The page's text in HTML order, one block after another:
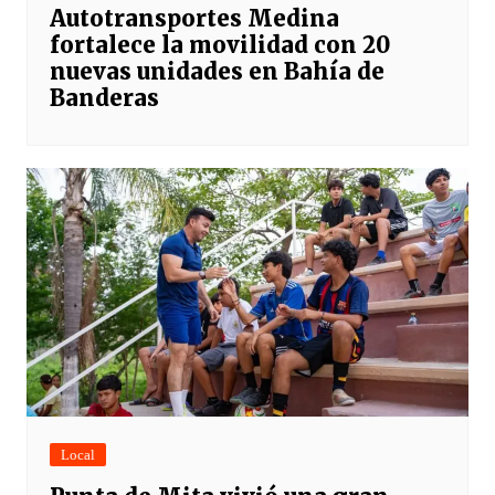
Autotransportes Medina
fortalece la movilidad con 20
nuevas unidades en Bahía de
Banderas
Local